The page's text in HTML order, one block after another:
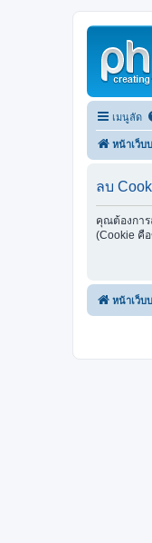
เมนูลัด
หน้าเว็บ
ลบ
คุณต้องการ
(Cookie คื
หน้าเว็บ